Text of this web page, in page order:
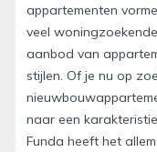
appartementen
veel
aanbod van
stijlen. Of je nu op
naar een
Funda heeft het